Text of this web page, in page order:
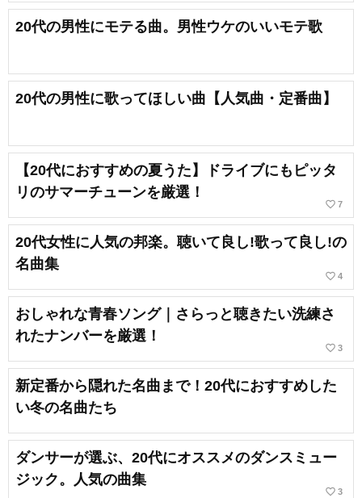
20代の男性にモテる曲。男性ウケのいいモテ歌
20代の男性に歌ってほしい曲【人気曲・定番曲】
【20代におすすめの夏うた】ドライブにもピッタ
リのサマーチューンを厳選！
favorite_border 7
20代女性に人気の邦楽。聴いて良し!歌って良し!の
名曲集
favorite_border 4
おしゃれな青春ソング｜さらっと聴きたい洗練さ
れたナンバーを厳選！
favorite_border 3
新定番から隠れた名曲まで！20代におすすめした
い冬の名曲たち
ダンサーが選ぶ、20代にオススメのダンスミュー
ジック。人気の曲集
favorite_border 3